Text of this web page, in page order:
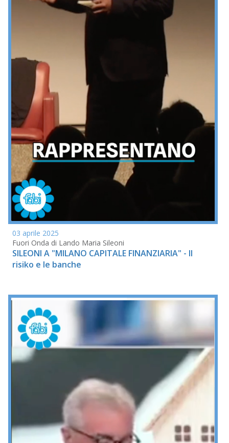
03 aprile 2025
Fuori Onda di Lando Maria Sileoni
SILEONI A "MILANO CAPITALE FINANZIARIA" - Il
risiko e le banche